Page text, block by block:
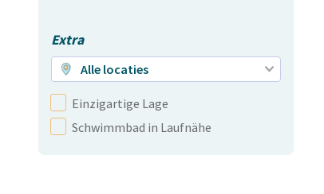
Extra
Alle locaties
Einzigartige Lage
Schwimmbad in Laufnähe